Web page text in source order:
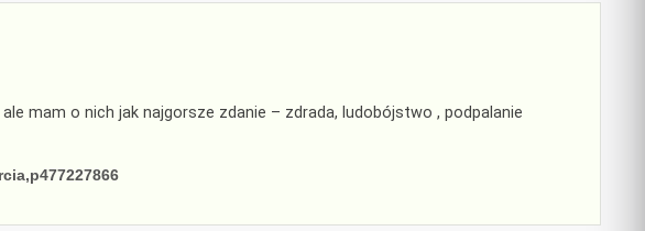
mam o nich jak najgorsze zdanie – zdrada, ludobójstwo , podpalanie